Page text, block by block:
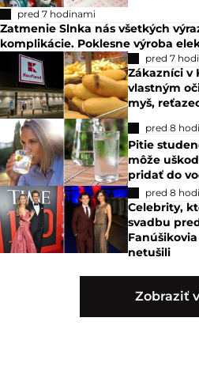
pred 7 hodinami
Zatmenie Slnka nás všetkých
komplikácie. Poklesne výroba
pred 7
Zákazníci v
vlastným
myš,
pred 8
Pitie
môže
pridať do
pred 8
Celebrity,
svadbu
netušili
Zobraziť